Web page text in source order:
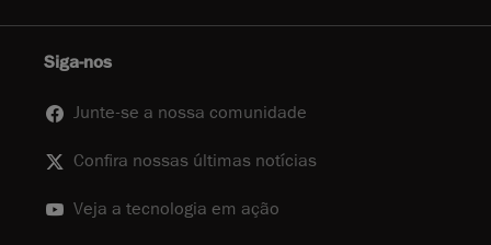
Siga-nos
Junte-se a nossa comunidade
Confira nossas últimas notícias
Veja a tecnologia em ação